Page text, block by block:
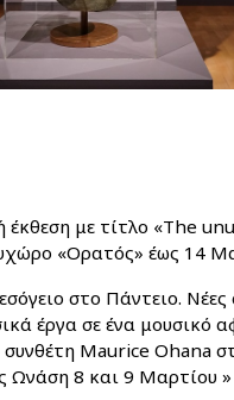
έκθεση με τίτλο «The
«Ορατός» έως 14
στο Πάντειο. Νέες
έργα σε ένα μουσικό
συνθέτη Maurice Ohana
Ωνάση 8 και 9 Μαρτίου »